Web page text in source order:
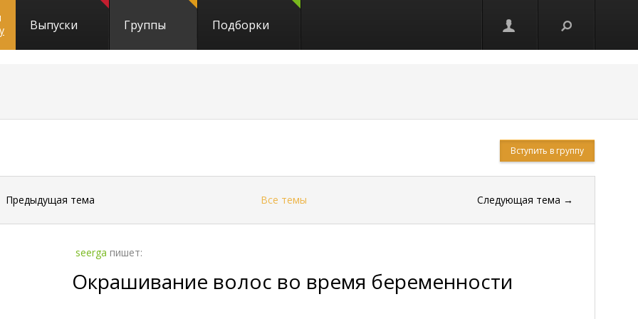
Выпуски Группы Подборки
Вступить в группу
Предыдущая тема Все темы Следующая тема →
seerga пишет:
Окрашивание волос во время беременности